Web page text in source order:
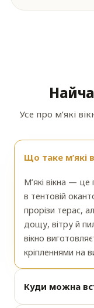
Усе про м’які
Що таке м’які
М’які вікна —
в тентовій
прорізи терас,
дощу, вітру й
вікно
кріпленнями на
Куди можна